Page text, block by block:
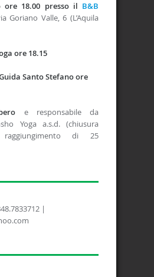
ore 18.00 presso il B&B
Goriano Valle, 6 (L’Aquila
ore 18.15
Santo Stefano ore
e responsabile da
Yoga a.s.d. (chiusura
di 25
|